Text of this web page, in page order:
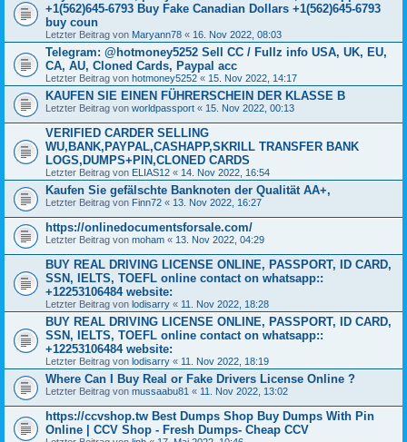
+1(562)645-6793 Buy Fake Canadian Dollars +1(562)645-6793
buy coun
Letzter Beitrag von Maryann78 « 16. Nov 2022, 08:03
Telegram: @hotmoney5252 Sell CC / Fullz info USA, UK, EU,
CA, AU, Cloned Cards, Paypal acc
Letzter Beitrag von hotmoney5252 « 15. Nov 2022, 14:17
KAUFEN SIE EINEN FÜHRERSCHEIN DER KLASSE B
Letzter Beitrag von worldpassport « 15. Nov 2022, 00:13
VERIFIED CARDER SELLING
WU,BANK,PAYPAL,CASHAPP,SKRILL TRANSFER BANK
LOGS,DUMPS+PIN,CLONED CARDS
Letzter Beitrag von ELIAS12 « 14. Nov 2022, 16:54
Kaufen Sie gefälschte Banknoten der Qualität AA+,
Letzter Beitrag von Finn72 « 13. Nov 2022, 16:27
https://onlinedocumentsforsale.com/
Letzter Beitrag von moham « 13. Nov 2022, 04:29
BUY REAL DRIVING LICENSE ONLINE, PASSPORT, ID CARD,
SSN, IELTS, TOEFL online contact on whatsapp::
+12253106484 website:
Letzter Beitrag von lodisarry « 11. Nov 2022, 18:28
BUY REAL DRIVING LICENSE ONLINE, PASSPORT, ID CARD,
SSN, IELTS, TOEFL online contact on whatsapp::
+12253106484 website:
Letzter Beitrag von lodisarry « 11. Nov 2022, 18:19
Where Can I Buy Real or Fake Drivers License Online ?
Letzter Beitrag von mussaabu81 « 11. Nov 2022, 13:02
https://ccvshop.tw Best Dumps Shop Buy Dumps With Pin
Online | CCV Shop - Fresh Dumps- Cheap CCV